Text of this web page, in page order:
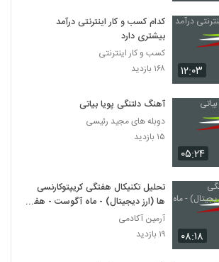
۱۲:۰۳
کدام کسب و کار اینترنتی درآمد
بیشتری دارد
کسب و کار اینترنتی
۱۶۸ بازدید
۰۵:۲۴
آهنگ دلتنگی پویا بیاتی
دوبله های مجید رئیسی
۱۵ بازدید
۰۸:۱۸
تحلیل تکنیکال هفتگی کریپتوکارنسی
ها (ارز دیجیتال) - ماه آگوست - هفته
4
آرمین آکادمی
۱۹ بازدید